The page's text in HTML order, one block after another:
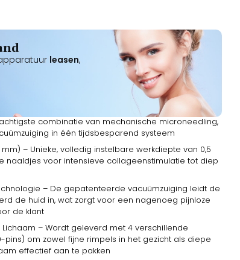
leasen,
combinatie van mechanische microneedling,
in één tijdsbesparend systeem
– Unieke, volledig instelbare werkdiepte van 0,5
naaldjes voor intensieve collageenstimulatie tot diep
– De gepatenteerde vacuümzuiging leidt de
de huid in, wat zorgt voor een nagenoeg pijnloze
de klant
– Wordt geleverd met 4 verschillende
om zowel fijne rimpels in het gezicht als diepe
effectief aan te pakken